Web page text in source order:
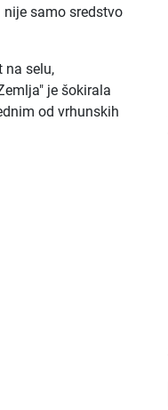
samo sredstvo
na selu,
je šokirala
od vrhunskih